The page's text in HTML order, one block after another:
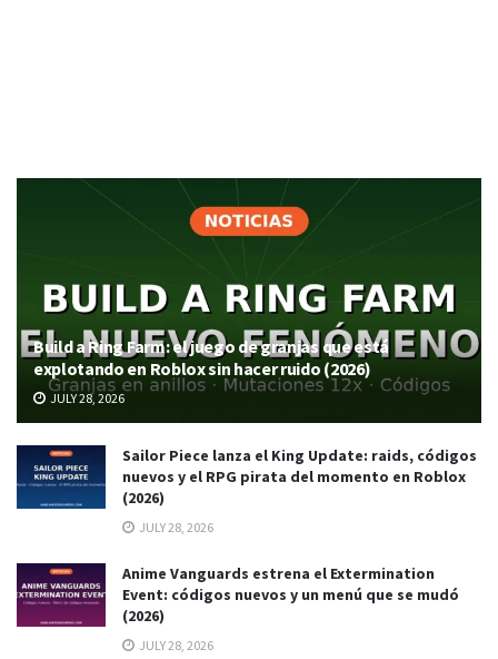
Build a Ring Farm: el juego de granjas que está
explotando en Roblox sin hacer ruido (2026)
JULY 28, 2026
Sailor Piece lanza el King Update: raids, códigos
nuevos y el RPG pirata del momento en Roblox
(2026)
JULY 28, 2026
Anime Vanguards estrena el Extermination
Event: códigos nuevos y un menú que se mudó
(2026)
JULY 28, 2026